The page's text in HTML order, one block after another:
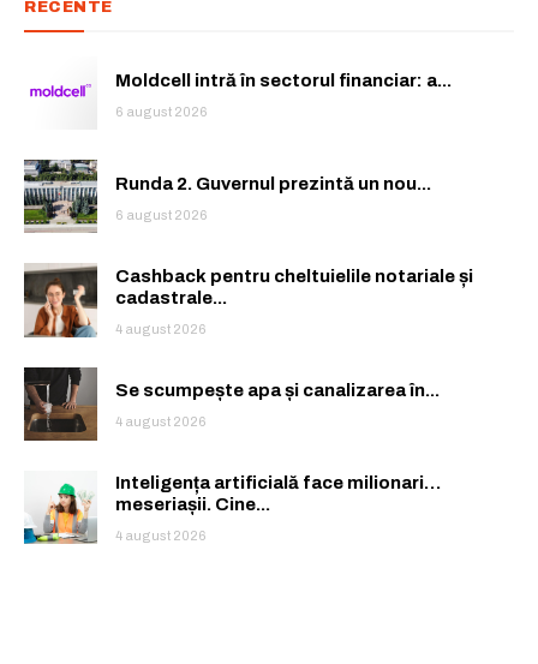
RECENTE
Moldcell intră în sectorul financiar: a...
6 august 2026
Runda 2. Guvernul prezintă un nou...
6 august 2026
Cashback pentru cheltuielile notariale și
cadastrale...
4 august 2026
Se scumpește apa și canalizarea în...
4 august 2026
Inteligența artificială face milionari…
meseriașii. Cine...
4 august 2026